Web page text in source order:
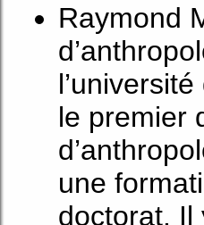
Raymond
le premier
une
doctorat. Il